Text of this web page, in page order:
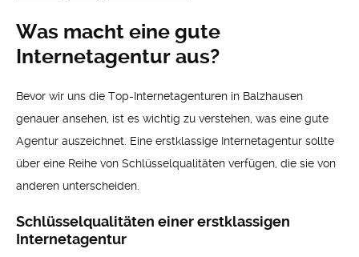
Was macht eine gute
Internetagentur aus?
Bevor wir uns die Top-Internetagenturen in Balzhausen
genauer ansehen, ist es wichtig zu verstehen, was eine gute
Agentur auszeichnet. Eine erstklassige Internetagentur sollte
über eine Reihe von Schlüsselqualitäten verfügen, die sie von
anderen unterscheiden.
Schlüsselqualitäten einer erstklassigen
Internetagentur